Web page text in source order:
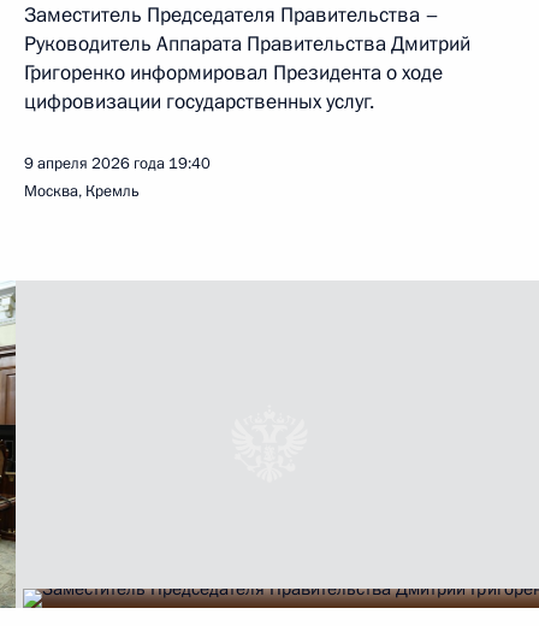
Заместитель Председателя Правительства –
Руководитель Аппарата Правительства Дмитрий
Григоренко информировал Президента о ходе
цифровизации государственных услуг.
9 апреля 2026 года 19:40
Москва, Кремль